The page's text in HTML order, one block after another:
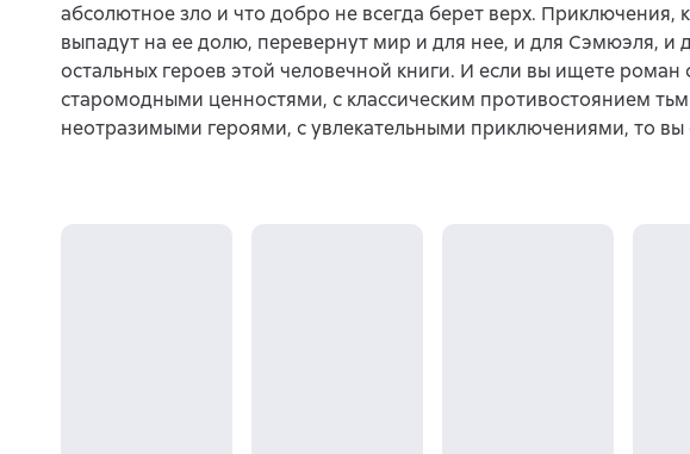
абсолютное зло и что добро не всегда берет верх. Приключения,
выпадут на ее долю, перевернут мир и для нее, и для Сэмюэля, и
остальных героев этой человечной книги. И если вы ищете роман
старомодными ценностями, с классическим противостоянием
неотразимыми героями, с увлекательными приключениями, то вы